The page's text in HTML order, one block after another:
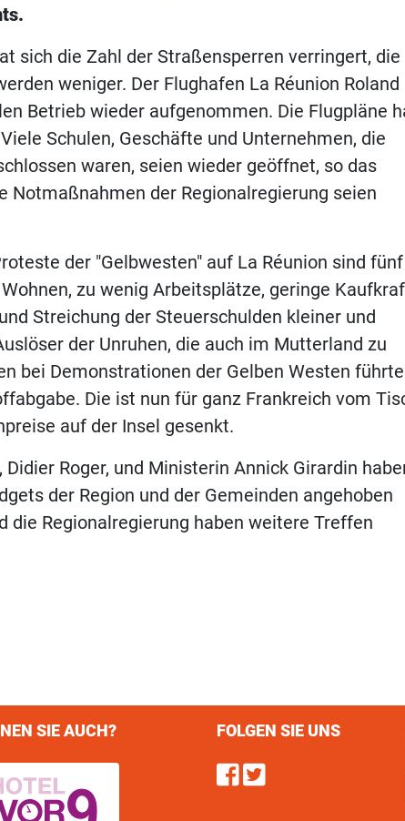
sich die Zahl der Straßensperren verringert, die
weniger. Der Flughafen La Réunion Roland
Betrieb wieder aufgenommen. Die Flugpläne
Schulen, Geschäfte und Unternehmen, die
waren, seien wieder geöffnet, so das
Notmaßnahmen der Regionalregierung seien
der "Gelbwesten" auf La Réunion sind fünf
zu wenig Arbeitsplätze, geringe
Streichung der Steuerschulden kleiner und
der Unruhen, die auch im Mutterland zu
bei Demonstrationen der Gelben Westen
Die ist nun für ganz Frankreich vom
auf der Insel gesenkt.
Didier Roger, und Ministerin Annick Girardin
der Region und der Gemeinden angehoben
die Regionalregierung haben weitere Treffen
SIE AUCH? FOLGEN SIE UNS
Find us on
Follow us